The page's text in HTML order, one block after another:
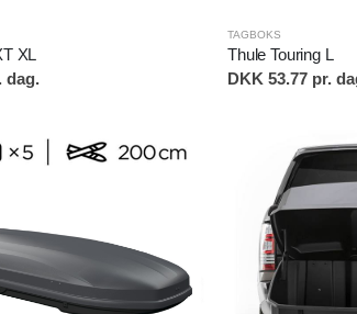
XL
dag.
TAGBOKS
Thule Touring L
DKK 53.77 pr.